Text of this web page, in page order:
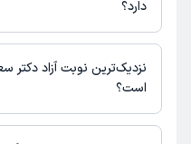
دارد؟
در حال حاضر دکتر سعیدرضا کلات
نزدیک‌ترین نوبت آزاد دکتر
است؟
دکتر سعیدرضا کلات جاری از روز یکشنبه 18 مرداد 1405 بیمار جدید